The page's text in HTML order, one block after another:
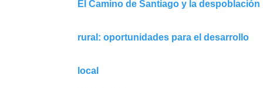
El Camino de Santiago y la despoblación
rural: oportunidades para el desarrollo
local